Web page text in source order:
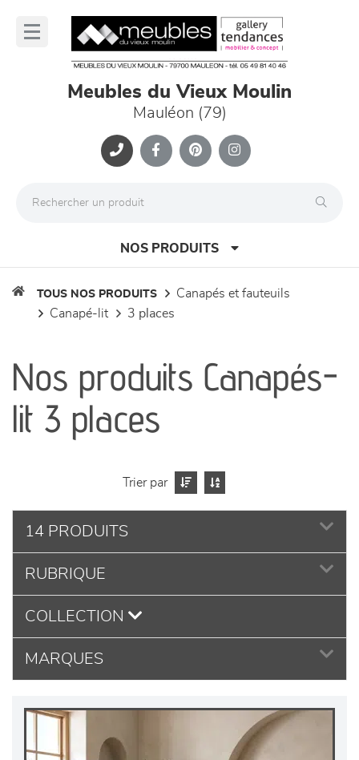
Meubles du Vieux Moulin
Mauléon (79)
NOS PRODUITS
séjours
meubles de complément
literie
décoration
TOUS NOS PRODUITS
canapés et fauteuils
canapé-lit
3 places
Nos produits Canapés-
lit 3 places
Trier par
14 PRODUITS
RUBRIQUE
COLLECTION
MARQUES